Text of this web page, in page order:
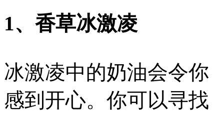
1、香草冰激凌
冰激凌中的奶油会令你
感到开心。你可以寻找